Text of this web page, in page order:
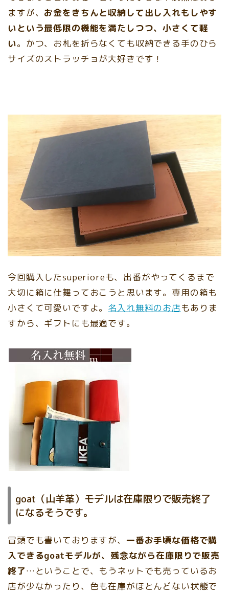
ますが、 お金をきちんと収納して出し入れもしやす
いという最低限の機能を満たしつつ、小さくて軽
い。かつ、お札を折らなくても収納できる手のひら
サイズのストラッチョが大好きです！
今回購入したsuperioreも、出番がやってくるまで
大切に箱に仕舞っておこうと思います。専用の箱も
小さくて可愛いですよ。 名入れ無料のお店もありま
すから、ギフトにも最適です。
goat（山羊革）モデルは在庫限りで販売終了
になるそうです。
冒頭でも書いておりますが、 一番お手頃な価格で購
入できるgoatモデルが、残念ながら在庫限りで販売
終了…ということで、もうネットでも売っているお
店が少なかったり、色も在庫がほとんどない状態で